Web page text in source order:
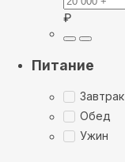
₽
Питание
Завтрак
Обед
Ужин